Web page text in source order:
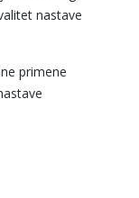
nastave
primene